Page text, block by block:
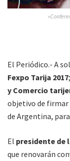
El Periódico.- A
Fexpo Tarija 2017
y Comercio
objetivo de firmar
de Argentina,
El presidente de
que renovarán